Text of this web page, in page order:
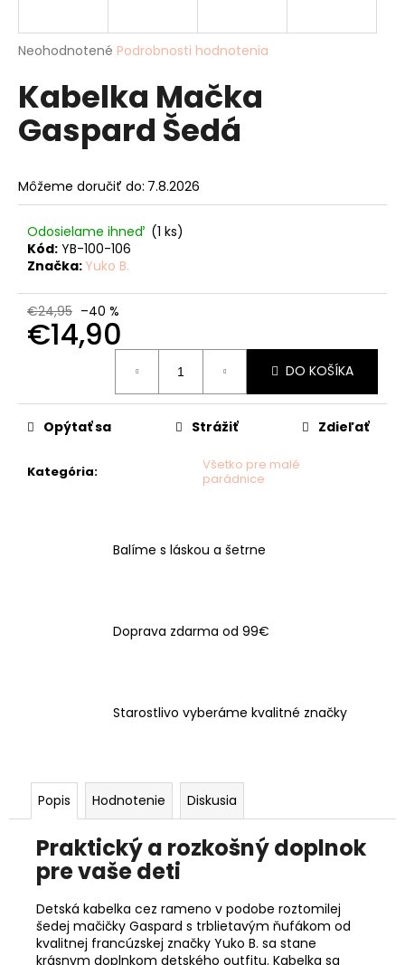
Priemerné
produktu
je
0,0
z
Neohodnotené Podrobnosti hodnotenia
Kabelka Mačka
Gaspard Šedá
Môžeme doručiť do: 7.8.2026
Odosielame ihneď (1 ks)
Kód: YB-100-106
Značka: Yuko B.
€24,95 –40 %
€14,90
DO KOŠÍKA
Kategória:
Všetko pre malé
parádnice
Opýtať sa Strážiť Zdieľať
Balíme s láskou a šetrne
Doprava zdarma od 99€
Starostlivo vyberáme kvalitné značky
Popis Hodnotenie Diskusia
Praktický a rozkošný doplnok
pre vaše deti
Detská kabelka cez rameno v podobe roztomilej
šedej mačičky Gaspard s trblietavým ňufákom od
kvalitnej francúzskej značky Yuko B. sa stane
krásnym doplnkom detského outfitu. Kabelka sa
j
ť
?
HĽADAŤ
O
d
p
č
a
e